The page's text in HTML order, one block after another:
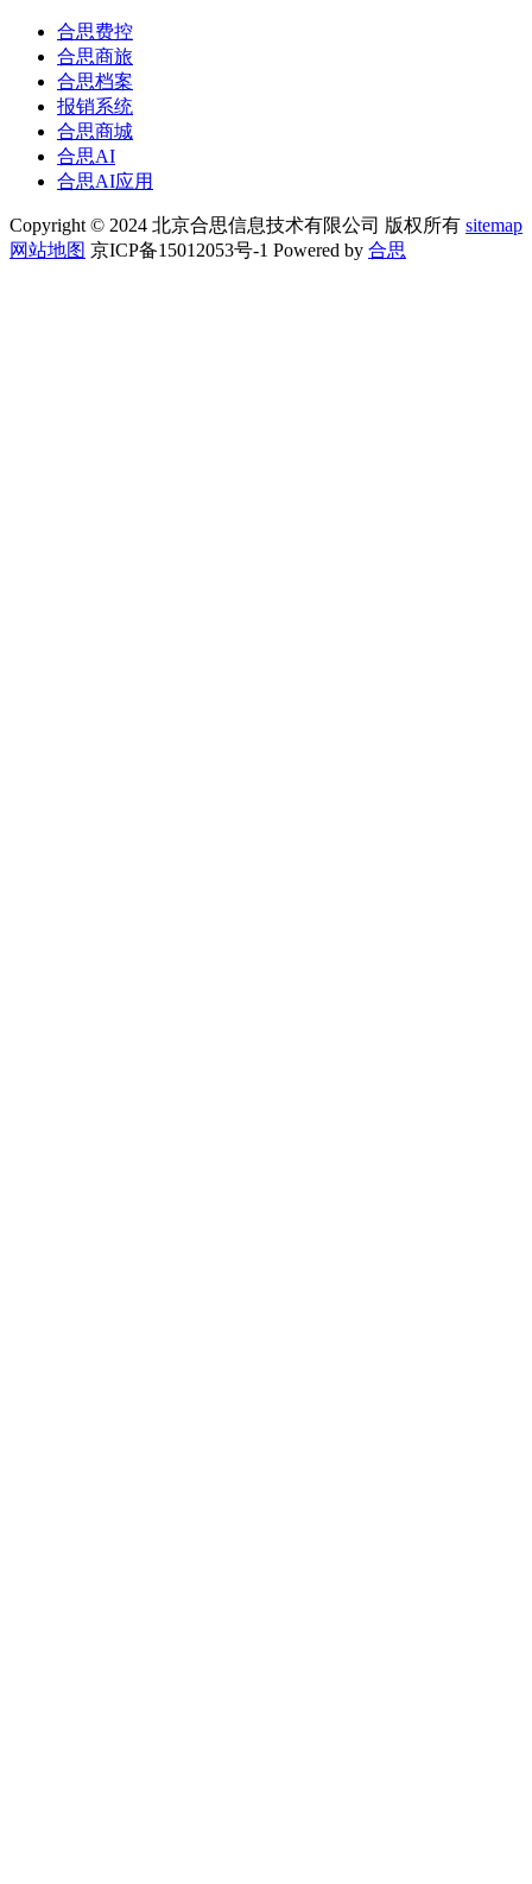
合思费控
合思商旅
合思档案
报销系统
合思商城
合思AI
合思AI应用
Copyright © 2024 北京合思信息技术有限公司 版权所有 sitemap
网站地图 京ICP备15012053号-1 Powered by 合思